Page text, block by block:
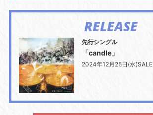
RELEASE
先行シングル
「candle」
2024年12月25日(水)SALE